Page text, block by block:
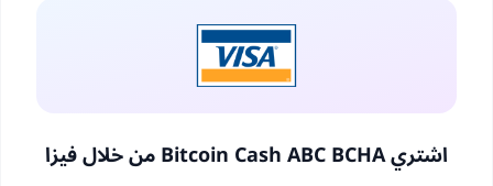
اشتري Bitcoin Cash ABC BCHA من خلال فيزا